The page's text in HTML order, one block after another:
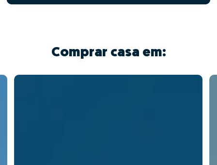
Comprar casa em: